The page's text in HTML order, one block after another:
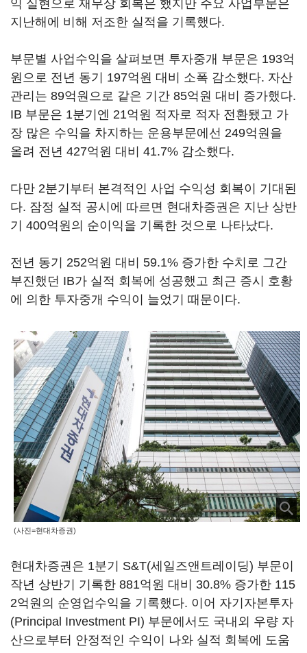
익 실현으로 재무상 회복은 했지만 주요 사업부문은
지난해에 비해 저조한 실적을 기록했다.
부문별 사업수익을 살펴보면 투자중개 부문은 193억
원으로 전년 동기 197억원 대비 소폭 감소했다. 자산
관리는 89억원으로 같은 기간 85억원 대비 증가했다.
IB 부문은 1분기엔 21억원 적자로 적자 전환됐고 가
장 많은 수익을 차지하는 운용부문에선 249억원을
올려 전년 427억원 대비 41.7% 감소했다.
다만 2분기부터 본격적인 사업 수익성 회복이 기대된
다. 잠정 실적 공시에 따르면 현대차증권은 지난 상반
기 400억원의 순이익을 기록한 것으로 나타났다.
전년 동기 252억원 대비 59.1% 증가한 수치로 그간
부진했던 IB가 실적 회복에 성공했고 최근 증시 호황
에 의한 투자중개 수익이 늘었기 때문이다.
(사진=현대차증권)
현대차증권은 1분기 S&T(세일즈앤트레이딩) 부문이
작년 상반기 기록한 881억원 대비 30.8% 증가한 115
2억원의 순영업수익을 기록했다. 이어 자기자본투자
(Principal Investment PI) 부문에서도 국내외 우량 자
산으로부터 안정적인 수익이 나와 실적 회복에 도움